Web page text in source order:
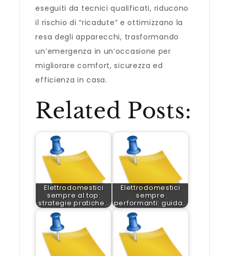
eseguiti da tecnici qualificati, riducono
il rischio di “ricadute” e ottimizzano la
resa degli apparecchi, trasformando
un’emergenza in un’occasione per
migliorare comfort, sicurezza ed
efficienza in casa.
Related Posts:
Elettrodomestici
sempre al top:
strategie pratiche…
Elettrodomestici
sempre
performanti: guida…